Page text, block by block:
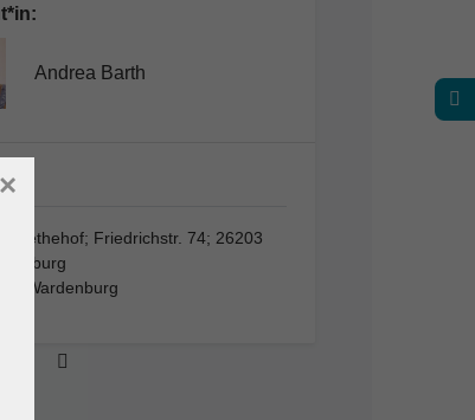
Andrea Barth
Lethehof; Friedrichstr. 74; 26203
Wardenburg
×